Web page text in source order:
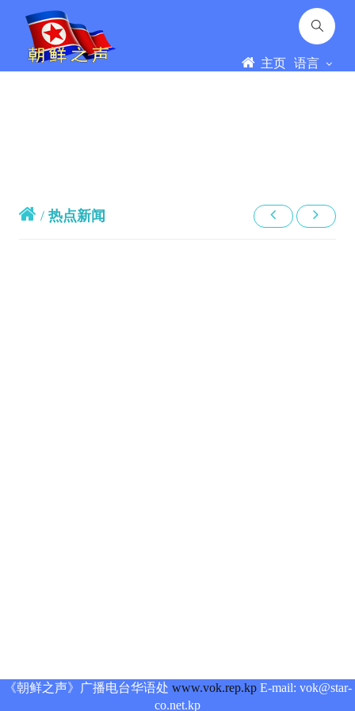
主页 语言
/热点新闻
《朝鲜之声》广播电台华语处 www.vok.rep.kpE-mail: vok@star-
co.net.kp